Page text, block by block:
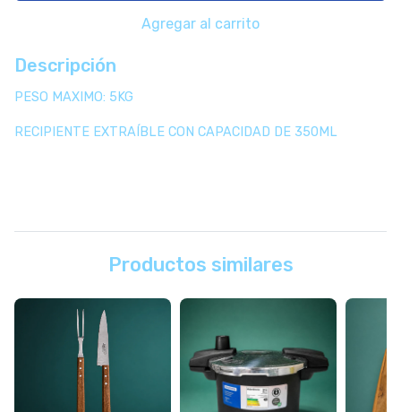
Agregar al carrito
Descripción
PESO MAXIMO: 5KG
RECIPIENTE EXTRAÍBLE CON CAPACIDAD DE 350ML
Productos similares